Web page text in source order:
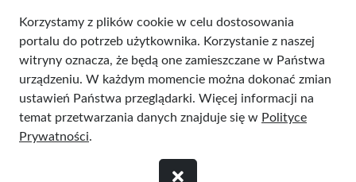
Korzystamy z plików cookie w celu dostosowania
portalu do potrzeb użytkownika. Korzystanie z naszej
witryny oznacza, że będą one zamieszczane w Państwa
urządzeniu. W każdym momencie można dokonać zmian
ustawień Państwa przeglądarki. Więcej informacji na
temat przetwarzania danych znajduje się w Polityce
Prywatności.